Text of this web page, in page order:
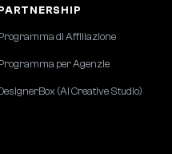
di Affiliazione
per Agenzie
(AI Creative Studio)